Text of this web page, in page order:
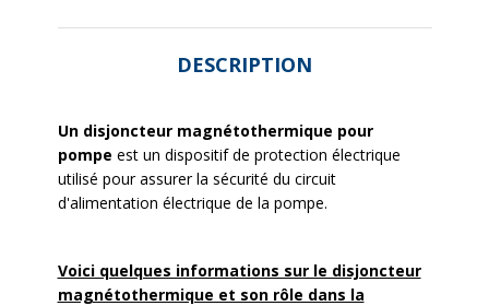
DESCRIPTION
Un disjoncteur magnétothermique pour
pompe est un dispositif de protection électrique
utilisé pour assurer la sécurité du circuit
d'alimentation électrique de la pompe.
Voici quelques informations sur le disjoncteur
magnétothermique et son rôle dans la